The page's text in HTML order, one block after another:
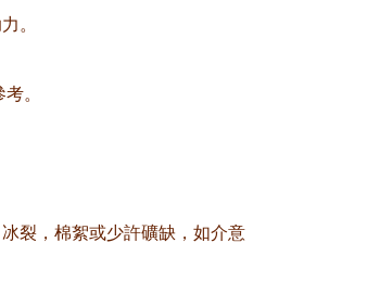
。
。
裂，棉絮或少許礦缺，如介意